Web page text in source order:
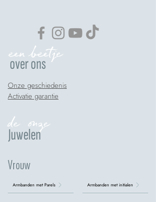
over ons
een beetje
Onze geschiedenis
Activatie garantie
de onze
Juwelen
Vrouw
Armbanden met Parels Armbanden met initialen